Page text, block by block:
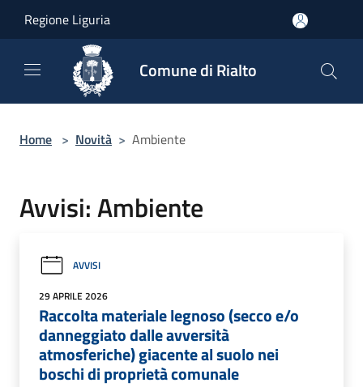
Regione Liguria
Comune di Rialto
Home > Novità > Ambiente
Avvisi: Ambiente
AVVISI
29 APRILE 2026
Raccolta materiale legnoso (secco e/o
danneggiato dalle avversità
atmosferiche) giacente al suolo nei
boschi di proprietà comunale